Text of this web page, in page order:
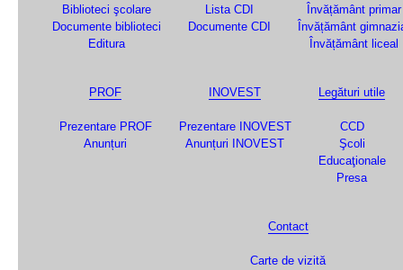
Biblioteci şcolare
Documente biblioteci
Editura
Lista CDI
Documente CDI
Învățământ primar
Învățământ
Învățământ liceal
PROF
Prezentare PROF
Anunțuri
INOVEST
Prezentare INOVEST
Anunțuri INOVEST
Legături utile
CCD
Şcoli
Educaţionale
Presa
Contact
Carte de vizită